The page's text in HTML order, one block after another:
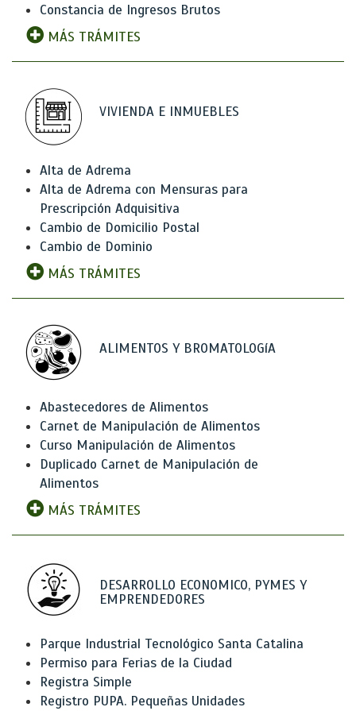
Constancia de Ingresos Brutos
MÁS TRÁMITES
VIVIENDA E INMUEBLES
Alta de Adrema
Alta de Adrema con Mensuras para
Prescripción Adquisitiva
Cambio de Domicilio Postal
Cambio de Dominio
MÁS TRÁMITES
ALIMENTOS Y BROMATOLOGíA
Abastecedores de Alimentos
Carnet de Manipulación de Alimentos
Curso Manipulación de Alimentos
Duplicado Carnet de Manipulación de
Alimentos
MÁS TRÁMITES
DESARROLLO ECONOMICO, PYMES Y
EMPRENDEDORES
Parque Industrial Tecnológico Santa Catalina
Permiso para Ferias de la Ciudad
Registra Simple
Registro PUPA. Pequeñas Unidades